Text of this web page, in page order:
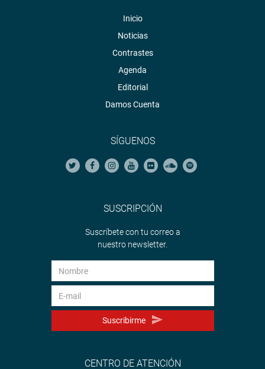
Inicio
Noticias
Contrastes
Agenda
Editorial
Damos Cuenta
SÍGUENOS
SUSCRIPCIÓN
Suscríbete con tu correo a
nuestro newsletter.
Suscribirme
CENTRO DE ATENCIÓN